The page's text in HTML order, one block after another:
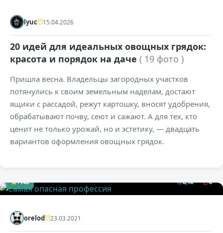
lyuc 15.04.2026
20 идей для идеальных овощных грядок:
красота и порядок на даче ( 19 фото )
Пришла весна. Владельцы загородных участков
потянулись к своим земельным наделам, достают
ящики с рассадой, режут картошку, вносят удобрения,
обрабатывают почву, сеют и сажают. А для тех, кто
ценит не только урожай, но и эстетику, — двадцать
вариантов оформления овощных грядок.
+148 6,1к 0
orelod 23.03.2021